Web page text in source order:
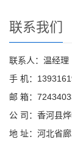
联系我们
联系人：温经理
手 机：
邮 箱：
公 司：香河县
地 址：河北省